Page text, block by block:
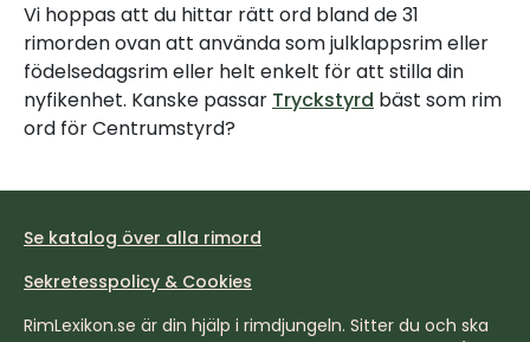
Vi hoppas att du hittar rätt ord bland de 31
rimorden ovan att använda som julklappsrim eller
födelsedagsrim eller helt enkelt för att stilla din
nyfikenhet. Kanske passar Tryckstyrd bäst som rim
ord för Centrumstyrd?
Se katalog över alla rimord
Sekretesspolicy & Cookies
RimLexikon.se är din hjälp i rimdjungeln. Sitter du och ska